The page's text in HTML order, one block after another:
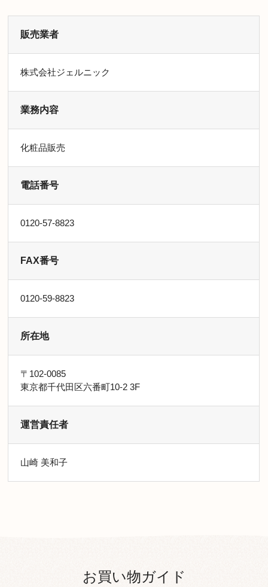
販売業者
株式会社ジェルニック
業務内容
化粧品販売
電話番号
0120-57-8823
FAX番号
0120-59-8823
所在地
〒102-0085
東京都千代田区六番町10-2 3F
運営責任者
山崎 美和子
お買い物ガイド